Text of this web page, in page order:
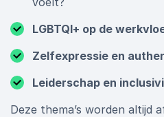
LGBTQI+ op de
Zelfexpressie en
Leiderschap en
Deze thema’s worden altijd